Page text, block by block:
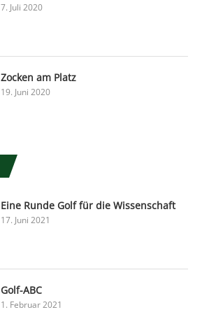
7. Juli 2020
Zocken am Platz
19. Juni 2020
Eine Runde Golf für die Wissenschaft
17. Juni 2021
Golf-ABC
1. Februar 2021